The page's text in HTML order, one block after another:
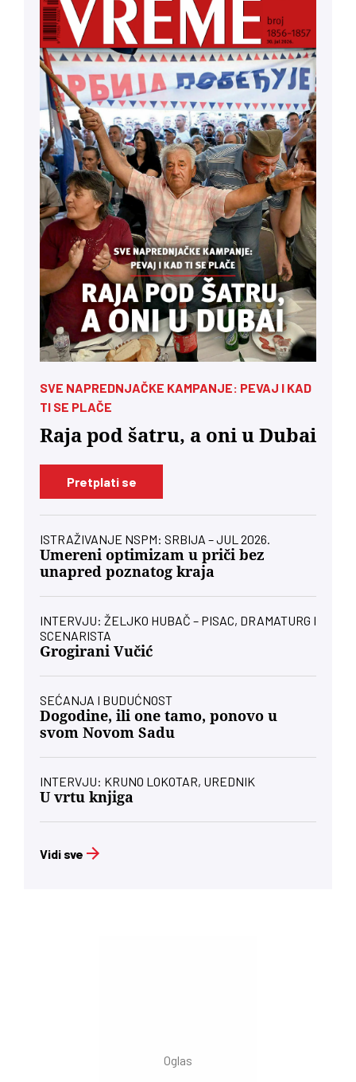
SVE NAPREDNJAČKE KAMPANJE: PEVAJ I KAD
TI SE PLAČE
Raja pod šatru, a oni u Dubai
Pretplati se
ISTRAŽIVANJE NSPM: SRBIJA – JUL 2026.
Umereni optimizam u priči bez
unapred poznatog kraja
INTERVJU: ŽELJKO HUBAČ – PISAC, DRAMATURG I
SCENARISTA
Grogirani Vučić
SEĆANJA I BUDUĆNOST
Dogodine, ili one tamo, ponovo u
svom Novom Sadu
INTERVJU: KRUNO LOKOTAR, UREDNIK
U vrtu knjiga
Vidi sve